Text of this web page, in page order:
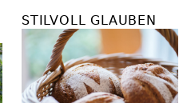
STILVOLL GLAUBEN